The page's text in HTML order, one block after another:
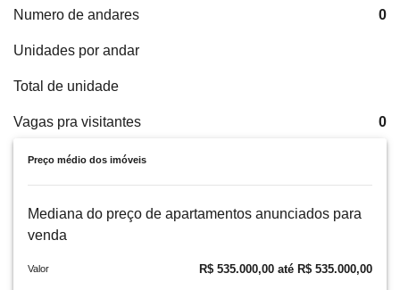
Numero de andares 0
Unidades por andar
Total de unidade
Vagas pra visitantes 0
Preço médio dos imóveis
Mediana do preço de apartamentos anunciados para
venda
Valor R$ 535.000,00 até R$ 535.000,00